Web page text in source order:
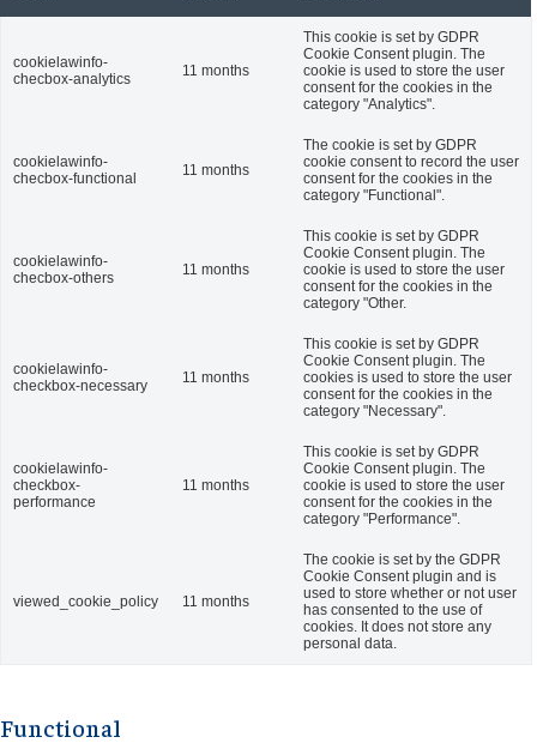
cookielawinfo-
checbox-analytics
11 months
This cookie is set by GDPR
Cookie Consent plugin. The
cookie is used to store the user
consent for the cookies in the
category "Analytics".
cookielawinfo-
checbox-functional
11 months
The cookie is set by GDPR
cookie consent to record the user
consent for the cookies in the
category "Functional".
cookielawinfo-
checbox-others
11 months
This cookie is set by GDPR
Cookie Consent plugin. The
cookie is used to store the user
consent for the cookies in the
category "Other.
cookielawinfo-
checkbox-necessary
11 months
This cookie is set by GDPR
Cookie Consent plugin. The
cookies is used to store the user
consent for the cookies in the
category "Necessary".
cookielawinfo-
checkbox-
performance
11 months
This cookie is set by GDPR
Cookie Consent plugin. The
cookie is used to store the user
consent for the cookies in the
category "Performance".
viewed_cookie_policy 11 months
The cookie is set by the GDPR
Cookie Consent plugin and is
used to store whether or not user
has consented to the use of
cookies. It does not store any
personal data.
Functional